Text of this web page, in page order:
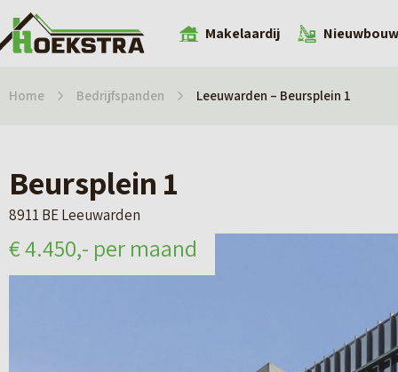
Makelaardij Nieuwbouw
Home Bedrijfspanden Leeuwarden – Beursplein 1
Beursplein 1
8911 BE Leeuwarden
€ 4.450,- per maand
€ 4.450,- per maand